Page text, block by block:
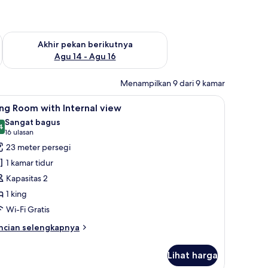
Agu 7 - Agu 9
Akhir pekan berikutnya
Agu 14 - Agu 16
Periksa ketersediaan untuk akhir pekan berikutnya Agu 14 -
Menampilkan 9 dari 9 kamar
kerja ramah laptop, tirai kedap cahaya, dan kedap suara
King Room with Internal view | Brankas,
7 Room with Internal view
dari 10
Sangat bagus
16 ulasan
(16
ulasan)
23 meter persegi
1 kamar tidur
Kapasitas 2
1 king
Wi-Fi Gratis
selengkapnya
Lihat harga